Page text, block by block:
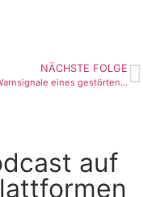
NÄCHSTE FOLGE
#262 6 Warnsignale eines gestörten Essverhaltens im Alltag erkennen
auf